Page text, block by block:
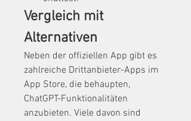
Vergleich mit
Alternativen
Neben der offiziellen App gibt es
zahlreiche Drittanbieter-Apps im
App Store, die behaupten,
ChatGPT-Funktionalitäten
anzubieten. Viele davon sind